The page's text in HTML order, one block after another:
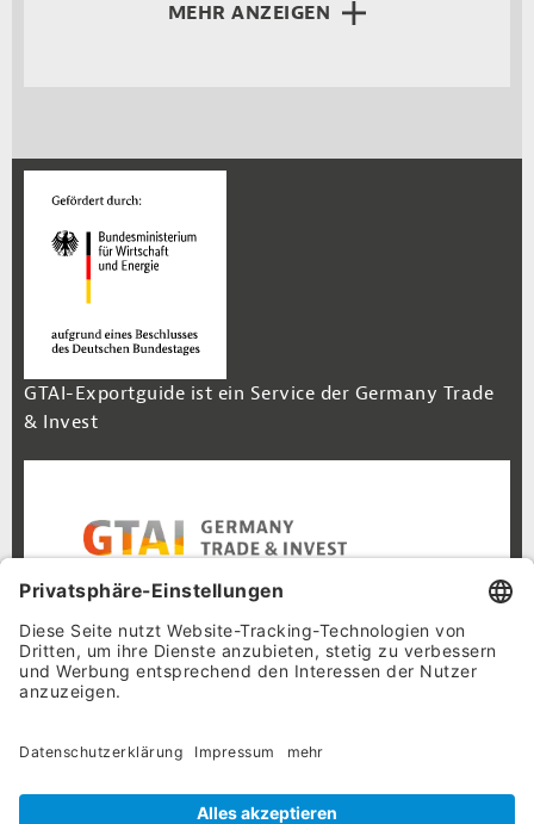
MEHR ANZEIGEN
GTAI-Exportguide ist ein Service der Germany Trade
& Invest
Footer Navigation
Inhalt
Cookie-Einstellungen
Datenschutz